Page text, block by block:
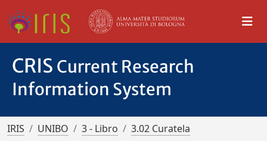
CRIS Current Research
Information System
IRIS UNIBO 3 - Libro 3.02 Curatela